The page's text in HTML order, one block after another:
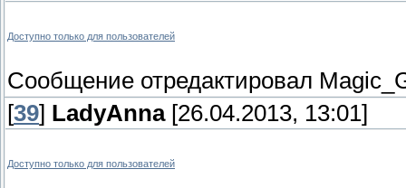
Доступно только для пользователей
Сообщение отредактировал
[39] LadyAnna[26.04.2013, 13:01]
Доступно только для пользователей